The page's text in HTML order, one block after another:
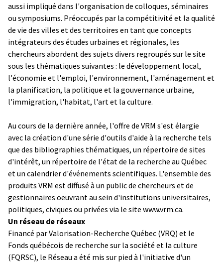
aussi impliqué dans l'organisation de colloques, séminaires
ou symposiums. Préoccupés par la compétitivité et la qualité
de vie des villes et des territoires en tant que concepts
intégrateurs des études urbaines et régionales, les
chercheurs abordent des sujets divers regroupés sur le site
sous les thématiques suivantes : le développement local,
l'économie et l'emploi, l'environnement, l'aménagement et
la planification, la politique et la gouvernance urbaine,
l'immigration, l'habitat, l'art et la culture.
Au cours de la dernière année, l'offre de VRM s'est élargie
avec la création d'une série d'outils d'aide à la recherche tels
que des bibliographies thématiques, un répertoire de sites
d'intérêt, un répertoire de l'état de la recherche au Québec
et un calendrier d'événements scientifiques. L'ensemble des
produits VRM est diffusé à un public de chercheurs et de
gestionnaires oeuvrant au sein d'institutions universitaires,
politiques, civiques ou privées via le site www.vrm.ca.
Un réseau de réseaux
Financé par Valorisation-Recherche Québec (VRQ) et le
Fonds québécois de recherche sur la société et la culture
(FQRSC), le Réseau a été mis sur pied à l'initiative d'un